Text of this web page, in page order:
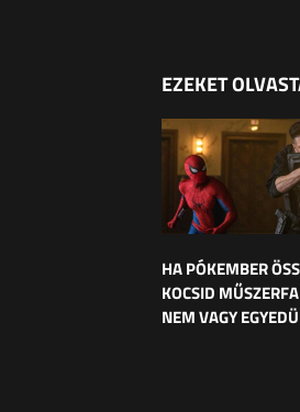
EZEKET
HA PÓKEMBER
KOCSID
NEM VAGY